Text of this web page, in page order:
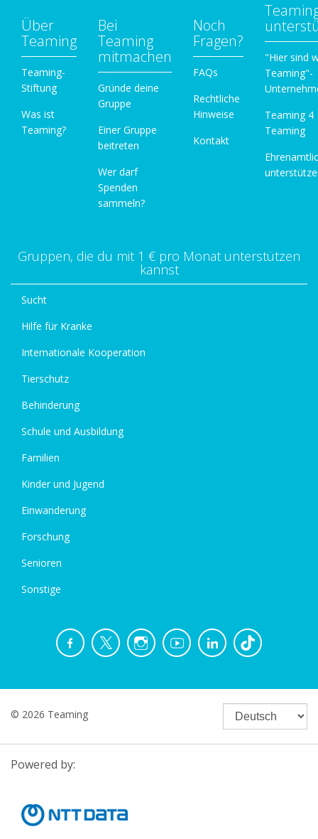
Über
Teaming
Teaming-
Stiftung
Was ist
Teaming?
Bei
Teaming
mitmachen
Gründe deine
Gruppe
Einer Gruppe
beitreten
Wer darf
Spenden
sammeln?
Noch
Fragen?
FAQs
Rechtliche
Hinweise
Kontakt
"Hier sind
Teaming"-
Teaming 4
Teaming
Gruppen, die du mit 1 € pro Monat unterstützen
kannst
Sucht
Hilfe für Kranke
Internationale Kooperation
Tierschutz
Behinderung
Schule und Ausbildung
Familien
Kinder und Jugend
Einwanderung
Forschung
Senioren
Sonstige
© 2026 Teaming
Powered by: